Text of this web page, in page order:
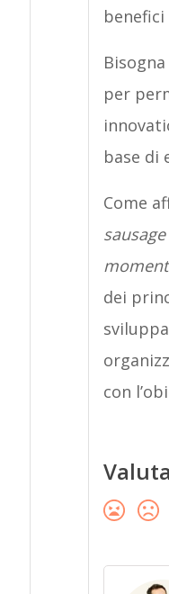
per
base di
Come
dei
con